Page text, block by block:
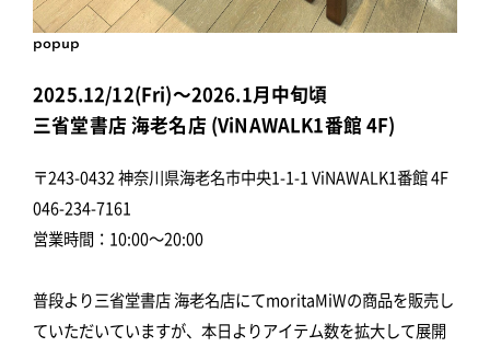
popup
2025.12/12(Fri)～2026.1月中旬頃
三省堂書店 海老名店 (ViNAWALK1番館 4F)
〒243-0432 神奈川県海老名市中央1-1-1 ViNAWALK1番館 4F
046-234-7161
営業時間：10:00～20:00
普段より三省堂書店 海老名店にてmoritaMiWの商品を販売し
ていただいていますが、本日よりアイテム数を拡大して展開